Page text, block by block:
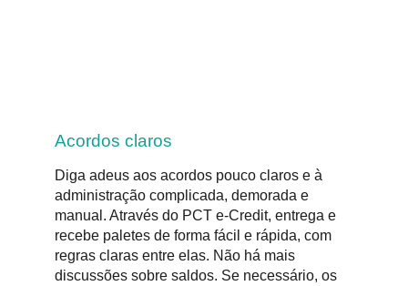
Acordos claros
Diga adeus aos acordos pouco claros e à
administração complicada, demorada e
manual. Através do PCT e-Credit, entrega e
recebe paletes de forma fácil e rápida, com
regras claras entre elas. Não há mais
discussões sobre saldos. Se necessário, os